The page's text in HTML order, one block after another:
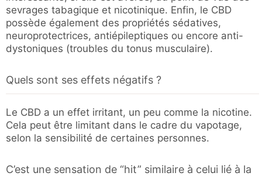
sevrages tabagique et nicotinique. Enfin, le CBD
possède également des propriétés sédatives,
neuroprotectrices, antiépileptiques ou encore anti-
dystoniques (troubles du tonus musculaire).
Quels sont ses effets négatifs ?
Le CBD a un effet irritant, un peu comme la nicotine.
Cela peut être limitant dans le cadre du vapotage,
selon la sensibilité de certaines personnes.
C’est une sensation de “hit” similaire à celui lié à la